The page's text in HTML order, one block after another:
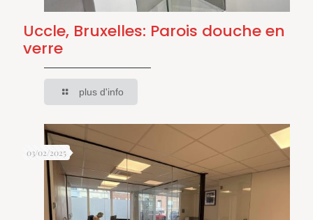
Uccle, Bruxelles: Parois douche en
verre
plus d'info
03/02/2025